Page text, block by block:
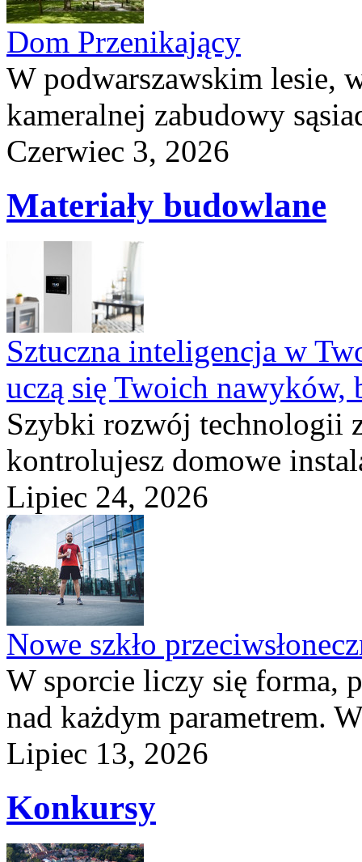
Dom Przenikający
W podwarszawskim lesie,
kameralnej zabudowy
Czerwiec 3, 2026
Materiały budowlane
Sztuczna inteligencja w
uczą się Twoich nawyków,
Szybki rozwój technologii
kontrolujesz domowe
Lipiec 24, 2026
Nowe szkło
W sporcie liczy się forma,
nad każdym parametrem.
Lipiec 13, 2026
Konkursy